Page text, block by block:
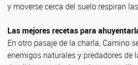
y moverse cerca del suelo respiran
Las mejores recetas para
En otro pasaje de la charla, Camino
enemigos naturales y predadores de